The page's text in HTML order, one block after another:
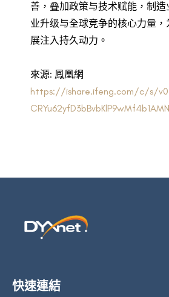
善，叠加政策与技术赋能，制造
业升级与全球竞争的核心力量
展注入持久动力。
來源: 鳳凰網
https://ishare.ifeng.com/c/s/
快速連結